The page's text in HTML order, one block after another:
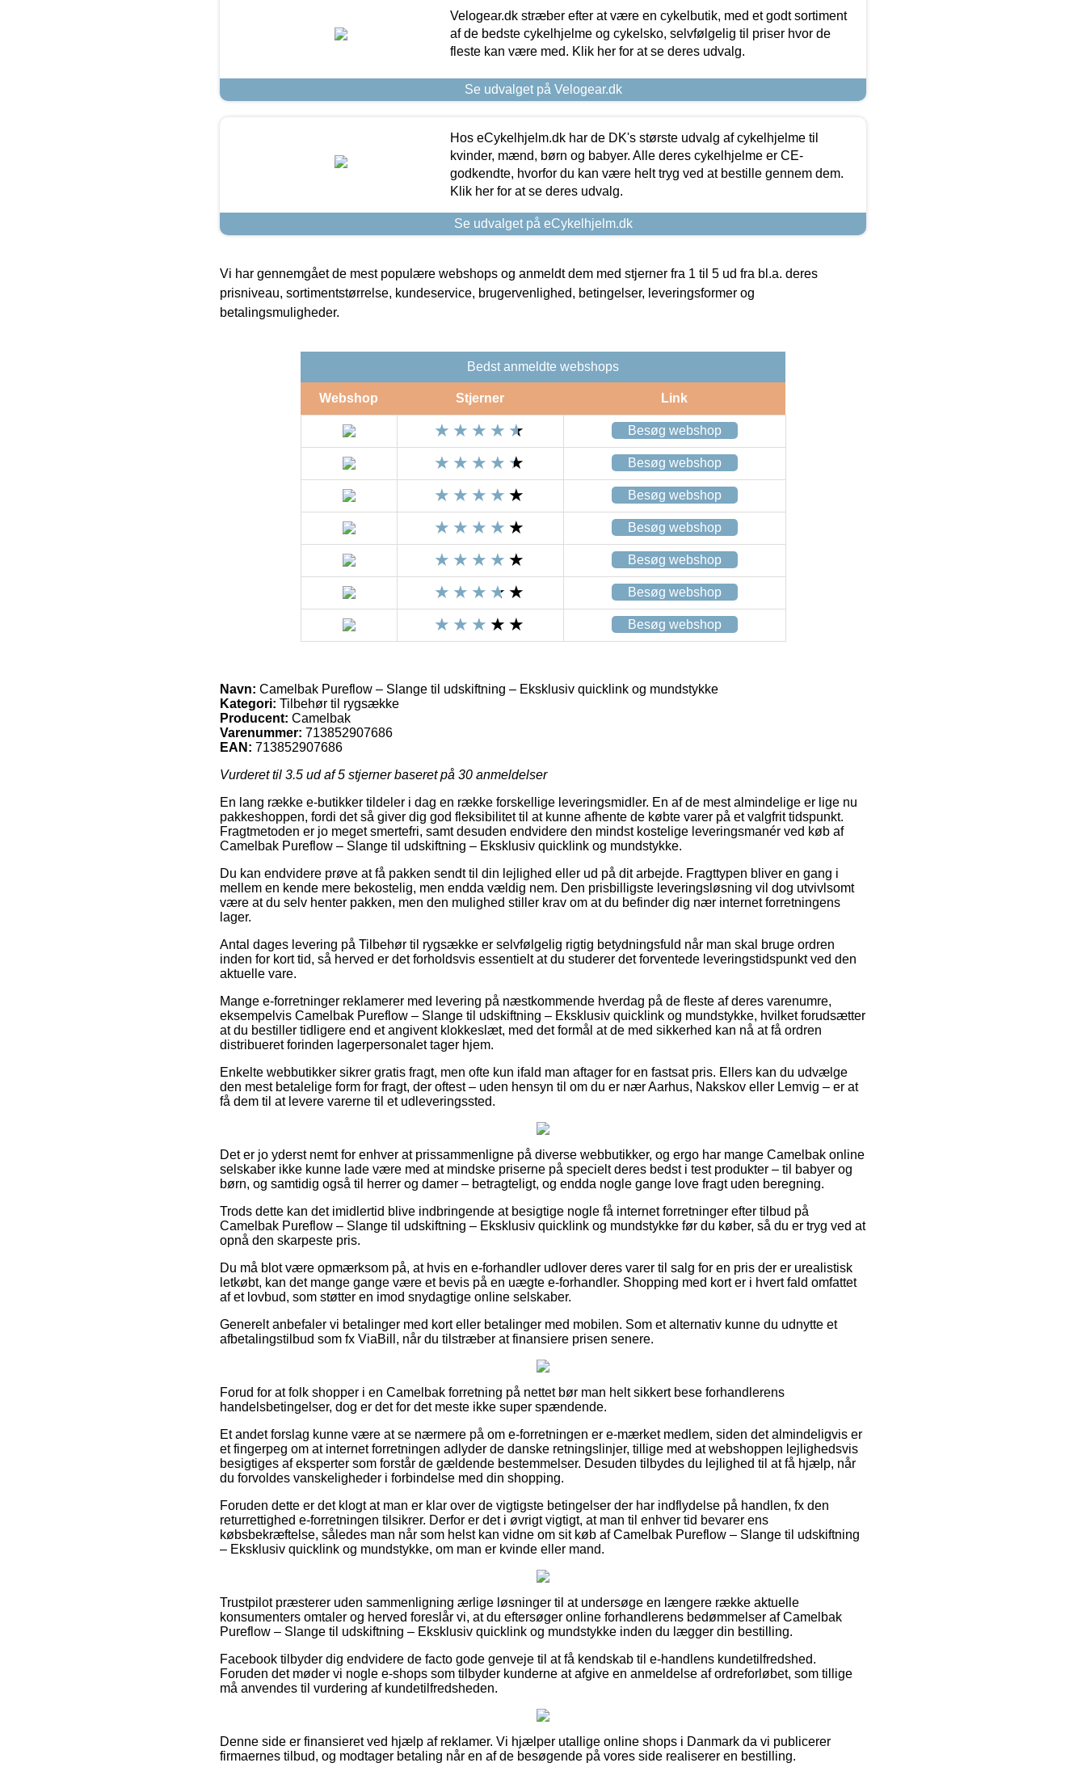
Velogear.dk stræber efter at være en cykelbutik, med et godt sortiment
af de bedste cykelhjelme og cykelsko, selvfølgelig til priser hvor de
fleste kan være med. Klik her for at se deres udvalg.
Se udvalget på Velogear.dk
Hos eCykelhjelm.dk har de DK's største udvalg af cykelhjelme til
kvinder, mænd, børn og babyer. Alle deres cykelhjelme er CE-
godkendte, hvorfor du kan være helt tryg ved at bestille gennem dem.
Klik her for at se deres udvalg.
Se udvalget på eCykelhjelm.dk
Vi har gennemgået de mest populære webshops og anmeldt dem med stjerner fra 1 til 5 ud fra bl.a. deres
prisniveau, sortimentstørrelse, kundeservice, brugervenlighed, betingelser, leveringsformer og
betalingsmuligheder.
Bedst anmeldte webshops
Webshop Stjerner Link
Besøg webshop
Besøg webshop
Besøg webshop
Besøg webshop
Besøg webshop
Besøg webshop
Besøg webshop
Navn: Camelbak Pureflow – Slange til udskiftning – Eksklusiv quicklink og mundstykke
Kategori: Tilbehør til rygsække
Producent: Camelbak
Varenummer: 713852907686
EAN: 713852907686
Vurderet til 3.5 ud af 5 stjerner baseret på 30 anmeldelser
En lang række e-butikker tildeler i dag en række forskellige leveringsmidler. En af de mest almindelige er lige nu
pakkeshoppen, fordi det så giver dig god fleksibilitet til at kunne afhente de købte varer på et valgfrit tidspunkt.
Fragtmetoden er jo meget smertefri, samt desuden endvidere den mindst kostelige leveringsmanér ved køb af
Camelbak Pureflow – Slange til udskiftning – Eksklusiv quicklink og mundstykke.
Du kan endvidere prøve at få pakken sendt til din lejlighed eller ud på dit arbejde. Fragttypen bliver en gang i
mellem en kende mere bekostelig, men endda vældig nem. Den prisbilligste leveringsløsning vil dog utvivlsomt
være at du selv henter pakken, men den mulighed stiller krav om at du befinder dig nær internet forretningens
lager.
Antal dages levering på Tilbehør til rygsække er selvfølgelig rigtig betydningsfuld når man skal bruge ordren
inden for kort tid, så herved er det forholdsvis essentielt at du studerer det forventede leveringstidspunkt ved den
aktuelle vare.
Mange e-forretninger reklamerer med levering på næstkommende hverdag på de fleste af deres varenumre,
eksempelvis Camelbak Pureflow – Slange til udskiftning – Eksklusiv quicklink og mundstykke, hvilket forudsætter
at du bestiller tidligere end et angivent klokkeslæt, med det formål at de med sikkerhed kan nå at få ordren
distribueret forinden lagerpersonalet tager hjem.
Enkelte webbutikker sikrer gratis fragt, men ofte kun ifald man aftager for en fastsat pris. Ellers kan du udvælge
den mest betalelige form for fragt, der oftest – uden hensyn til om du er nær Aarhus, Nakskov eller Lemvig – er at
få dem til at levere varerne til et udleveringssted.
Det er jo yderst nemt for enhver at prissammenligne på diverse webbutikker, og ergo har mange Camelbak online
selskaber ikke kunne lade være med at mindske priserne på specielt deres bedst i test produkter – til babyer og
børn, og samtidig også til herrer og damer – betragteligt, og endda nogle gange love fragt uden beregning.
Trods dette kan det imidlertid blive indbringende at besigtige nogle få internet forretninger efter tilbud på
Camelbak Pureflow – Slange til udskiftning – Eksklusiv quicklink og mundstykke før du køber, så du er tryg ved at
opnå den skarpeste pris.
Du må blot være opmærksom på, at hvis en e-forhandler udlover deres varer til salg for en pris der er urealistisk
letkøbt, kan det mange gange være et bevis på en uægte e-forhandler. Shopping med kort er i hvert fald omfattet
af et lovbud, som støtter en imod snydagtige online selskaber.
Generelt anbefaler vi betalinger med kort eller betalinger med mobilen. Som et alternativ kunne du udnytte et
afbetalingstilbud som fx ViaBill, når du tilstræber at finansiere prisen senere.
Forud for at folk shopper i en Camelbak forretning på nettet bør man helt sikkert bese forhandlerens
handelsbetingelser, dog er det for det meste ikke super spændende.
Et andet forslag kunne være at se nærmere på om e-forretningen er e-mærket medlem, siden det almindeligvis er
et fingerpeg om at internet forretningen adlyder de danske retningslinjer, tillige med at webshoppen lejlighedsvis
besigtiges af eksperter som forstår de gældende bestemmelser. Desuden tilbydes du lejlighed til at få hjælp, når
du forvoldes vanskeligheder i forbindelse med din shopping.
Foruden dette er det klogt at man er klar over de vigtigste betingelser der har indflydelse på handlen, fx den
returrettighed e-forretningen tilsikrer. Derfor er det i øvrigt vigtigt, at man til enhver tid bevarer ens
købsbekræftelse, således man når som helst kan vidne om sit køb af Camelbak Pureflow – Slange til udskiftning
– Eksklusiv quicklink og mundstykke, om man er kvinde eller mand.
Trustpilot præsterer uden sammenligning ærlige løsninger til at undersøge en længere række aktuelle
konsumenters omtaler og herved foreslår vi, at du eftersøger online forhandlerens bedømmelser af Camelbak
Pureflow – Slange til udskiftning – Eksklusiv quicklink og mundstykke inden du lægger din bestilling.
Facebook tilbyder dig endvidere de facto gode genveje til at få kendskab til e-handlens kundetilfredshed.
Foruden det møder vi nogle e-shops som tilbyder kunderne at afgive en anmeldelse af ordreforløbet, som tillige
må anvendes til vurdering af kundetilfredsheden.
Denne side er finansieret ved hjælp af reklamer. Vi hjælper utallige online shops i Danmark da vi publicerer
firmaernes tilbud, og modtager betaling når en af de besøgende på vores side realiserer en bestilling.